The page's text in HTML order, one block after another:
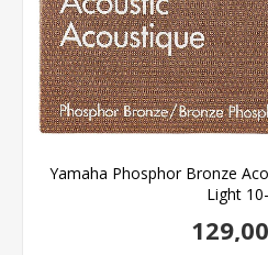
Yamaha Phosphor Bronze
Light